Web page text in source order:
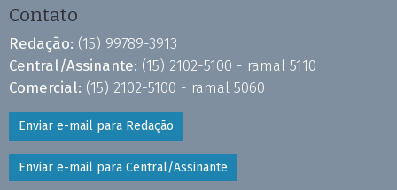
Contato
Redação: (15) 99789-3913
Central/Assinante: (15) 2102-5100 - ramal 5110
Comercial: (15) 2102-5100 - ramal 5060
Enviar e-mail para Redação
Enviar e-mail para Central/Assinante